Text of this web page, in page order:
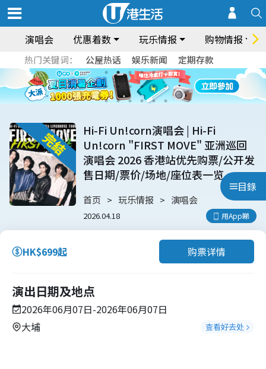
演唱会 优惠着数 玩乐情报 购物情报
热门关键词： 公屋热话 娱乐新闻 定期存款
目錄
Hi-Fi Un!corn演唱会 | Hi-Fi
Un!corn "FIRST MOVE" 亚洲巡回
演唱会 2026 香港站优先购票/公开发
售日期/票价/场地/座位表一览
首页 玩乐情报 演唱会
2026.04.18 用App睇
HK$699起 购票详情
演出日期及地点
2026年06月07日-2026年06月07日
大埔
查看好去处